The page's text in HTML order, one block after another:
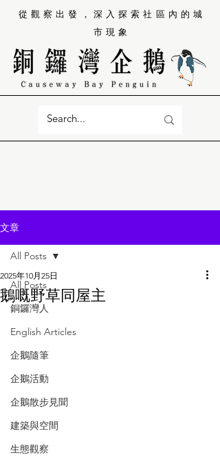
從觀察出發，深入探索社區內的城
市現象
文章
All Posts
銅鑼灣人
English Articles
企鵝隨筆
企鵝活動
企鵝散步見聞
建築與空間
生態觀察
All Posts
鵝嘅野草同屋主
2025年10月25日